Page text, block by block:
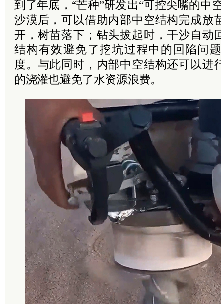
到了年底，“芒种”研发出“可控尖嘴的中
沙漠后，可以借助内部中空结构完成放
开，树苗落下；钻头拔起时，干沙自动
结构有效避免了挖坑过程中的回陷问
度。与此同时，内部中空结构还可以进
的浇灌也避免了水资源浪费。